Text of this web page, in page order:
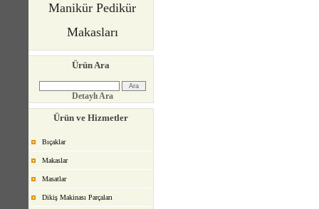
Manikür Pedikür
Makasları
Ürün Ara
Detaylı Ara
Ürün ve Hizmetler
Bıçaklar
Makaslar
Masatlar
Dikiş Makinası Parçaları